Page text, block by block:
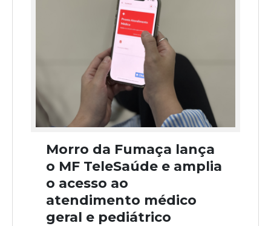
Morro da Fumaça lança
o MF TeleSaúde e amplia
o acesso ao
atendimento médico
geral e pediátrico